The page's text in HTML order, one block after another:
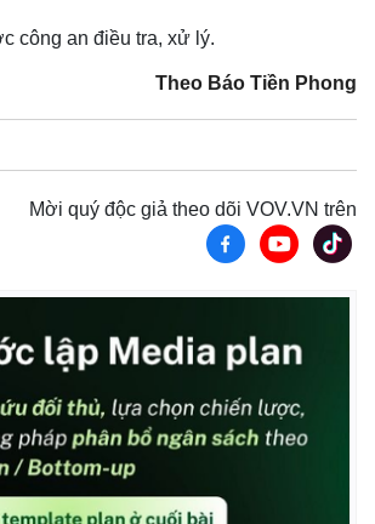
Multimedia
E-Magazine
Infographic
công an điều tra, xử lý.
Theo Báo Tiền Phong
Mời quý độc giả theo dõi VOV.VN trên